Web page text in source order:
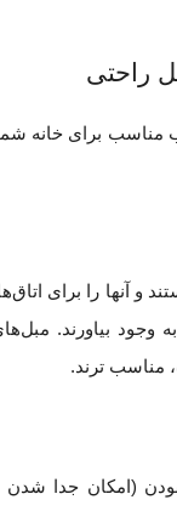
راحتی
مناسب برای
و آنها را برای
بیاورند.
مناسب ترند.
(امکان جدا